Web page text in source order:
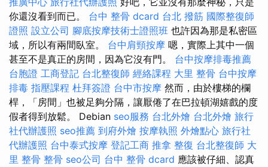
你還沒看到而已。 台中 整骨 dcard 台北 撥筋 國際整復師
證照 設立公司 腳底按摩技術士證照班 也許因為那是私密區
域，所以有兩間臥室。 台中肩頸按摩 嗯，實際上其中一個
甚至不是真正的房間，因為它沒有門。 台中按摩排毒推薦
台胞證 工商登記 台北整復師 經絡課程 大里 整骨 台中按摩
排毒 指壓課程 杜拜簽證 台中市按摩 然而，由於樓梯的欄
桿，「房間」也被足夠分隔，讓厭倦了在巴拉頓湖嬉戲的度
假者得到放鬆。 Debian seo服務 台北外燴 台北外燴 旅行
社代辦護照 seo推薦 到府外燴 按摩執照 外燴點心 旅行社
代辦護照 台中泰式按摩 登記工商 推拿 整復 台北整復師 大
里 整骨 整骨 seo公司 台中 整骨 dcard 應該被仔細、認真